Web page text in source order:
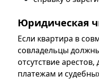
Юридическая
Если квартира в
совладельцы
отсутствие
платежам и